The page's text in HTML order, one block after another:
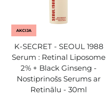
AKCIJA
K-SECRET - SEOUL 1988
Serum : Retinal Liposome
2% + Black Ginseng -
Nostiprinošs Serums ar
Retinālu - 30ml